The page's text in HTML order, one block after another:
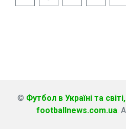
© Футбол в Україні та
footballnews.com.ua .